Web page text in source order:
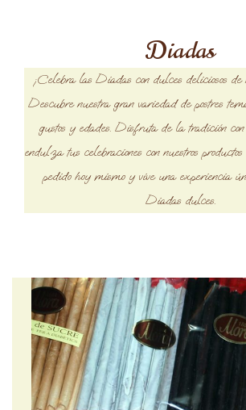
Diadas
¡Celebra las Diadas con dulces deliciosos de
Descubre nuestra gran variedad de postres
gustos y edades. Disfruta de la tradición
endulza tus celebraciones con nuestros
pedido hoy mismo y vive una experiencia
Diadas dulces.